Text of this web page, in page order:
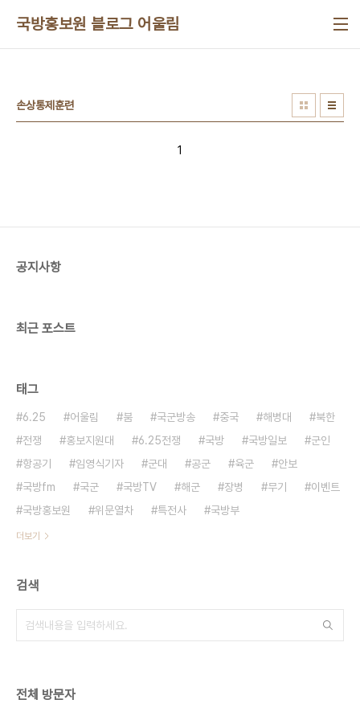
국방홍보원 블로그 어울림
손상통제훈련
1
공지사항
최근 포스트
태그
6.25 어울림 붐 국군방송 중국 해병대
북한
전쟁
홍보지원대 6.25전쟁 국방 국방일보
군인
항공기
임영식기자 군대 공군 육군
안보
국방fm
국군 국방TV 해군 장병 무기
이벤트
국방홍보원
위문열차 특전사 국방부
더보기
검색
전체 방문자